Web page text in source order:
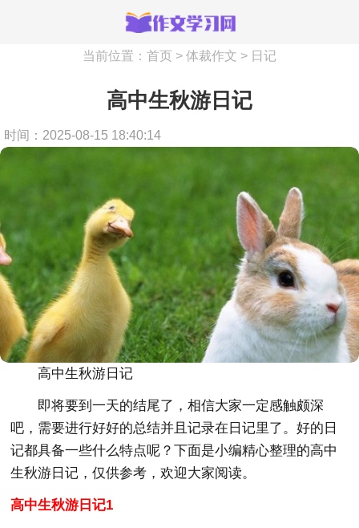
当前位置： 首页 > 体裁作文 > 日记
高中生秋游日记
时间：2025-08-15 18:40:14
高中生秋游日记
即将要到一天的结尾了，相信大家一定感触颇深
吧，需要进行好好的总结并且记录在日记里了。好的日
记都具备一些什么特点呢？下面是小编精心整理的高中
生秋游日记，仅供参考，欢迎大家阅读。
高中生秋游日记1